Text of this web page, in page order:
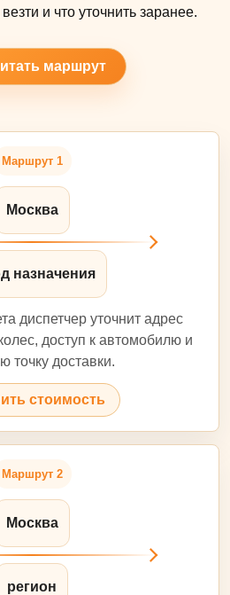
и что уточнить заранее.
маршрут
Маршрут 1
Москва
назначения
диспетчер уточнит адрес
доступ к автомобилю и
точку доставки.
стоимость
Маршрут 2
Москва
регион